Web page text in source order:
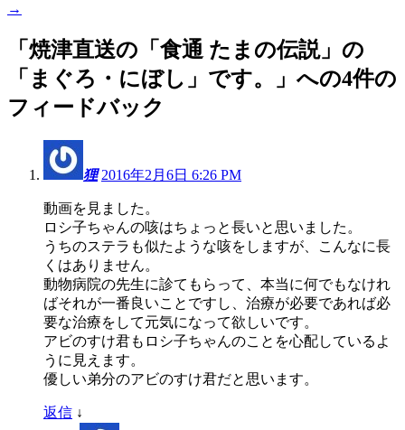
→
「 焼津直送の「食通 たまの伝説」の
「まぐろ・にぼし」です。
」への4件の
フィードバック
狸 2016年2月6日 6:26 PM
動画を見ました。
ロシ子ちゃんの咳はちょっと長いと思いました。
うちのステラも似たような咳をしますが、こんなに長
くはありません。
動物病院の先生に診てもらって、本当に何でもなけれ
ばそれが一番良いことですし、治療が必要であれば必
要な治療をして元気になって欲しいです。
アビのすけ君もロシ子ちゃんのことを心配しているよ
うに見えます。
優しい弟分のアビのすけ君だと思います。
返信 ↓